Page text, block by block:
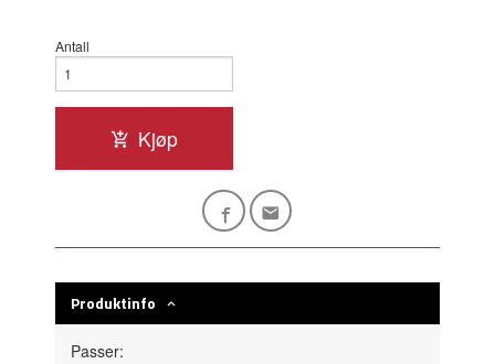
Antall
Kjøp
Produktinfo
Passer: